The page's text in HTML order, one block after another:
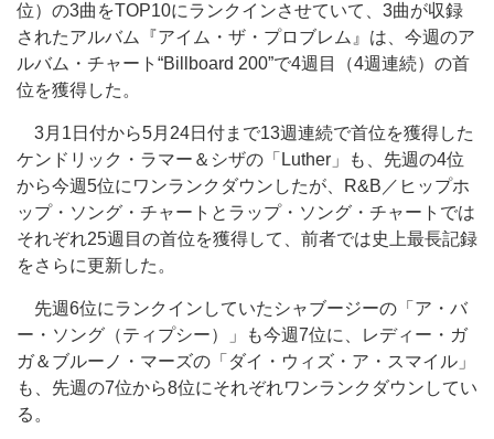
位）の3曲をTOP10にランクインさせていて、3曲が収録
されたアルバム『アイム・ザ・プロブレム』は、今週のア
ルバム・チャート“Billboard 200”で4週目（4週連続）の首
位を獲得した。
3月1日付から5月24日付まで13週連続で首位を獲得した
ケンドリック・ラマー＆シザの「Luther」も、先週の4位
から今週5位にワンランクダウンしたが、R&B／ヒップホ
ップ・ソング・チャートとラップ・ソング・チャートでは
それぞれ25週目の首位を獲得して、前者では史上最長記録
をさらに更新した。
先週6位にランクインしていたシャブージーの「ア・バ
ー・ソング（ティプシー）」も今週7位に、レディー・ガ
ガ＆ブルーノ・マーズの「ダイ・ウィズ・ア・スマイル」
も、先週の7位から8位にそれぞれワンランクダウンしてい
る。